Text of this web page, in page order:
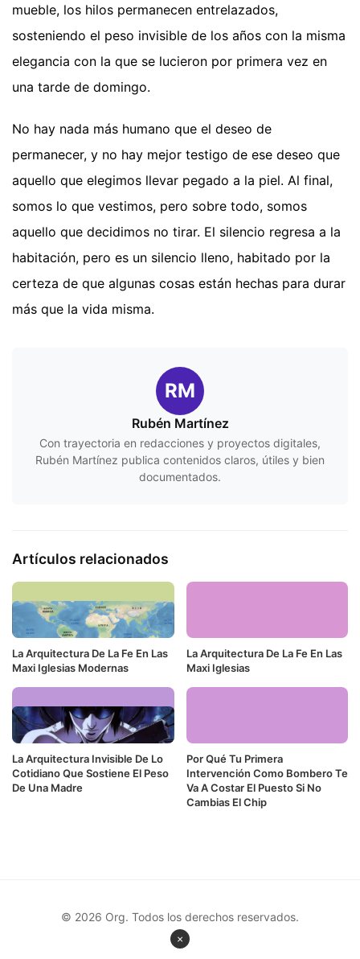
mueble, los hilos permanecen entrelazados,
sosteniendo el peso invisible de los años con la misma
elegancia con la que se lucieron por primera vez en
una tarde de domingo.
No hay nada más humano que el deseo de
permanecer, y no hay mejor testigo de ese deseo que
aquello que elegimos llevar pegado a la piel. Al final,
somos lo que vestimos, pero sobre todo, somos
aquello que decidimos no tirar. El silencio regresa a la
habitación, pero es un silencio lleno, habitado por la
certeza de que algunas cosas están hechas para durar
más que la vida misma.
RM
Rubén Martínez
Con trayectoria en redacciones y proyectos digitales,
Rubén Martínez publica contenidos claros, útiles y bien
documentados.
Artículos relacionados
La Arquitectura De La Fe En Las
Maxi Iglesias Modernas
La Arquitectura De La Fe En Las
Maxi Iglesias
La Arquitectura Invisible De Lo
Cotidiano Que Sostiene El Peso
De Una Madre
Por Qué Tu Primera
Intervención Como Bombero Te
Va A Costar El Puesto Si No
Cambias El Chip
×
© 2026 Org. Todos los derechos reservados.